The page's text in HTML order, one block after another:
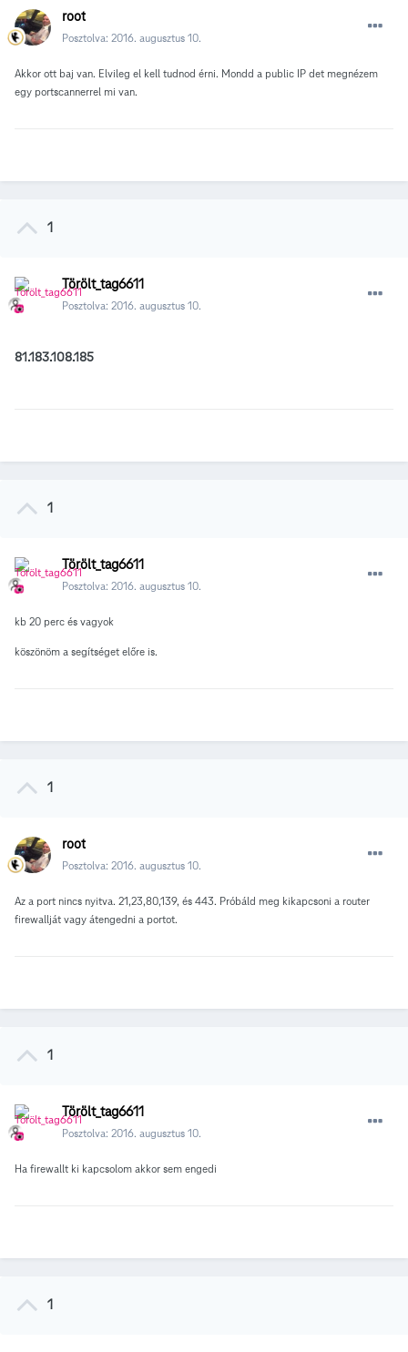
root
Posztolva: 2016. augusztus 10.
Akkor ott baj van. Elvileg el kell tudnod érni. Mondd a public IP det megnézem
egy portscannerrel mi van.
1
Törölt_tag6611
Posztolva: 2016. augusztus 10.
81.183.108.185
1
Törölt_tag6611
Posztolva: 2016. augusztus 10.
kb 20 perc és vagyok
köszönöm a segítséget előre is.
1
root
Posztolva: 2016. augusztus 10.
Az a port nincs nyitva. 21,23,80,139, és 443. Próbáld meg kikapcsoni a router
firewallját vagy átengedni a portot.
1
Törölt_tag6611
Posztolva: 2016. augusztus 10.
Ha firewallt ki kapcsolom akkor sem engedi
1